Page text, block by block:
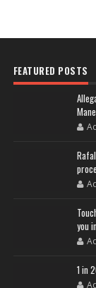
FEATURED POSTS
you
1 in